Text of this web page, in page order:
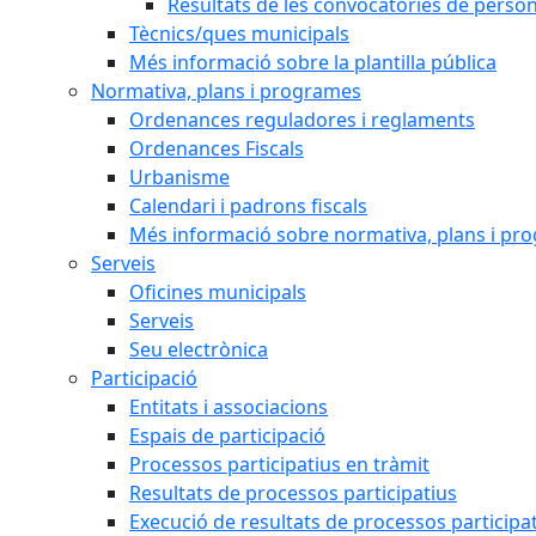
Tècnics/ques municipals
Més informació sobre la plantilla pública
Normativa, plans i programes
Ordenances reguladores i reglaments
Ordenances Fiscals
Urbanisme
Calendari i padrons fiscals
Més informació sobre normativa, plans i
Serveis
Oficines municipals
Serveis
Seu electrònica
Participació
Entitats i associacions
Espais de participació
Processos participatius en tràmit
Resultats de processos participatius
Execució de resultats de processos